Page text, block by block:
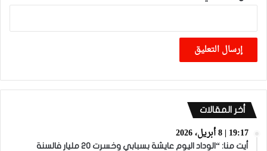
أخر المقالات
19:17 | 8 أبريل، 2026
أيت منا: “الوداد اليوم عايشة بسبابي وخسرت 20 مليار فالسنة